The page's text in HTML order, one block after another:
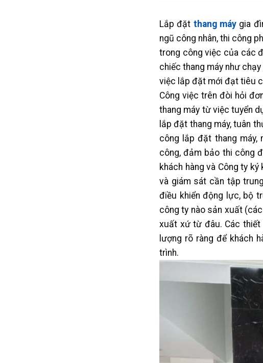
Lắp đặt thang máy gia
ngũ công nhân, thi công
trong công việc của các
chiếc thang máy như
việc lắp đặt mới đạt tiêu
Công việc trên đòi hỏi
thang máy từ việc tuyển
lắp đặt thang máy, tuân
công lắp đặt thang
công, đảm bảo thi công
khách hàng và Công ty
và giám sát cần tập
điều khiển động lực, bộ
công ty nào sản xuất
xuất xứ từ đâu. Các
lượng rõ ràng để khách
trình.